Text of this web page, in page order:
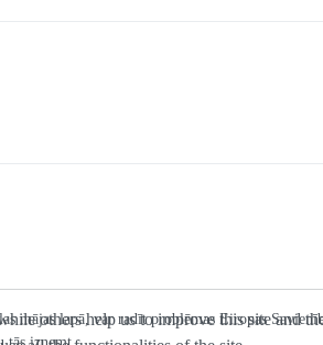
mājas lapā, var radīt problēmas Eiropas
others help us to improve this site and